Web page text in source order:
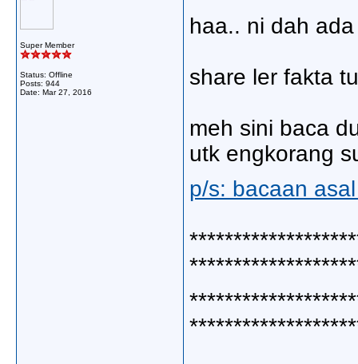
Super Member
Status: Offline
Posts: 944
Date: Mar 27, 2016
haa.. ni dah
share ler fakta
meh sini baca
utk engkorang
p/s: bacaan